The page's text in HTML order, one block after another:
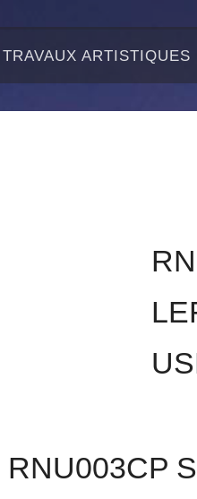
TRAVAUX ARTISTIQUES
RNU003CP